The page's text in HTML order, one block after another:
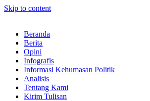
Skip to content
Beranda
Berita
Opini
Infografis
Informasi Kehumasan Politik
Analisis
Tentang Kami
Kirim Tulisan